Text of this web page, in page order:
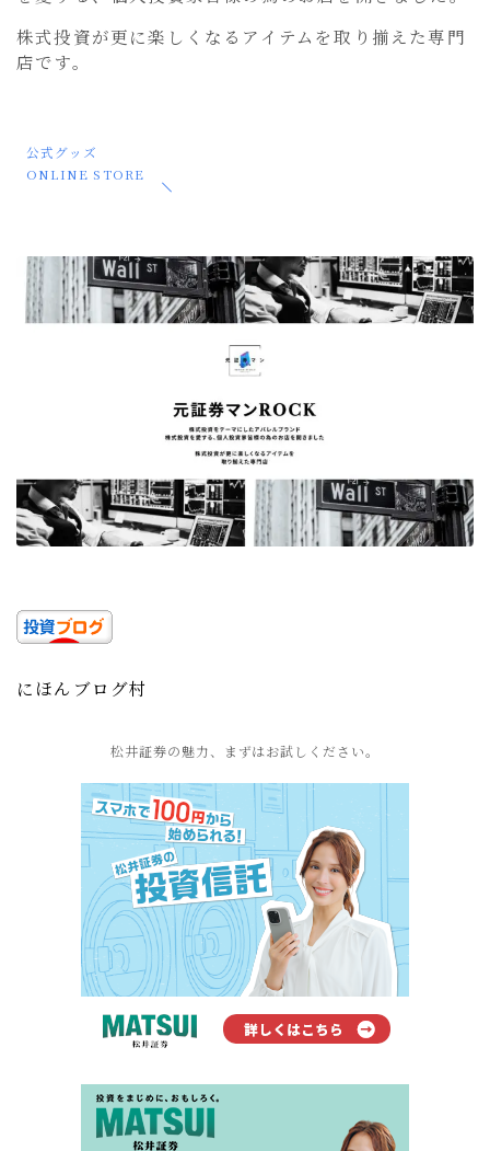
株式投資が更に楽しくなるアイテムを取り揃えた専門
店です。
公式グッズ
ONLINE STORE
にほんブログ村
松井証券の魅力、まずはお試しください。